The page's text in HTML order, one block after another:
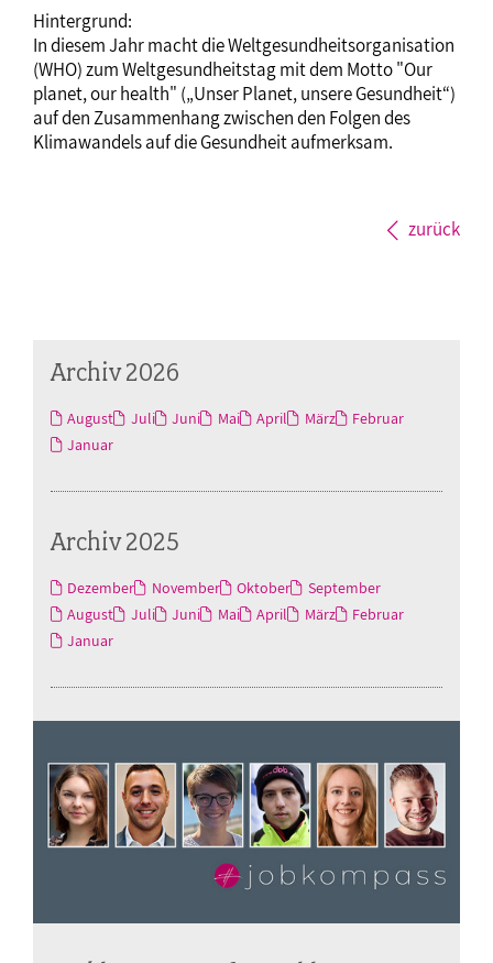
Hintergrund:
In diesem Jahr macht die Weltgesundheitsorganisation
(WHO) zum Weltgesundheitstag mit dem Motto "Our
planet, our health" („Unser Planet, unsere Gesundheit“)
auf den Zusammenhang zwischen den Folgen des
Klimawandels auf die Gesundheit aufmerksam.
zurück
Archiv 2026
August Juli Juni Mai April März
Februar
Januar
Archiv 2025
Dezember November Oktober
September
August
Juli Juni Mai April März
Februar
Januar